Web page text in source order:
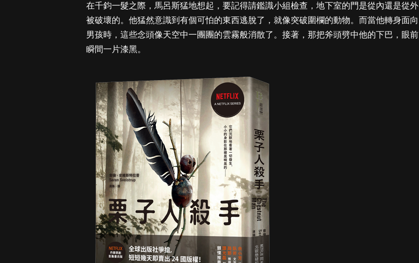
在千鈞一髮之際，馬呂斯猛地想起，要記得請鑑識小組檢查，地下室的門是從內還是從外
被破壞的。他猛然意識到有個可怕的東西逃脫了，就像突破圍欄的動物。而當他轉身面向
男孩時，這些念頭像天空中一團團的雲霧般消散了。接著，那把斧頭劈中他的下巴，眼前
瞬間一片漆黑。